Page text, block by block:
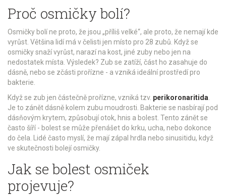
Proč osmičky bolí?
Osmičky bolí ne proto, že jsou „příliš velké“, ale proto, že nemají kde
vyrůst. Většina lidí má v čelisti jen místo pro 28 zubů. Když se
osmičky snaží vyrůst, narazí na kost, jiné zuby nebo jen na
nedostatek místa. Výsledek? Zub se zatíží, část ho zasahuje do
dásně, nebo se zčásti prořízne - a vzniká ideální prostředí pro
bakterie.
Když se zub jen částečně prořízne, vzniká tzv. perikoronaritida.
Je to zánět dásně kolem zubu moudrosti. Bakterie se nasbírají pod
dásňovým krytem, způsobují otok, hnis a bolest. Tento zánět se
často šíří - bolest se může přenášet do krku, ucha, nebo dokonce
do čela. Lidé často myslí, že mají zápal hrdla nebo sinusitidu, když
ve skutečnosti bolejí osmičky.
Jak se bolest osmiček
projevuje?